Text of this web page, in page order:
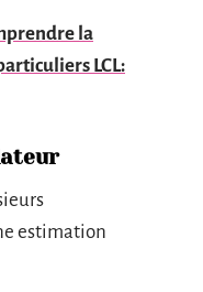
la
LCL:
estimation